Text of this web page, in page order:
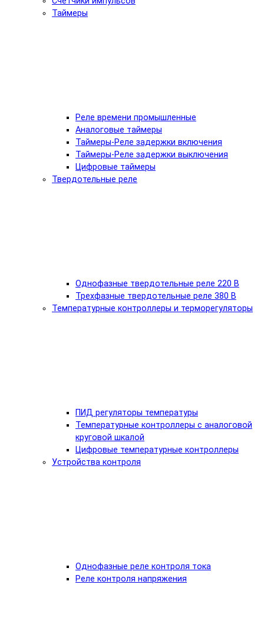
Таймеры
Реле времени промышленные
Аналоговые таймеры
Таймеры-Реле задержки включения
Таймеры-Реле задержки выключения
Цифровые таймеры
Твердотельные реле
Однофазные твердотельные реле 220 В
Трехфазные твердотельные реле 380 В
Температурные контроллеры и терморегуляторы
ПИД регуляторы температуры
Температурные контроллеры с аналоговой
круговой шкалой
Цифровые температурные контроллеры
Устройства контроля
Однофазные реле контроля тока
Реле контроля напряжения